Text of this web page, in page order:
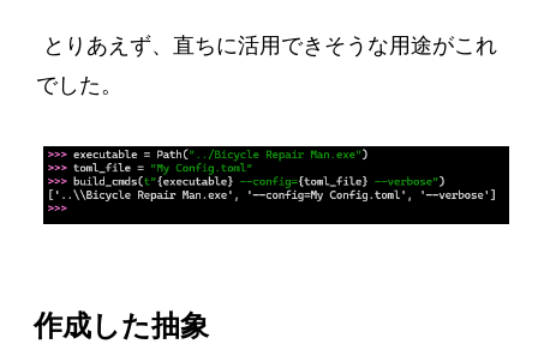
とりあえず、直ちに活用できそうな用途がこれ
でした。
作成した抽象